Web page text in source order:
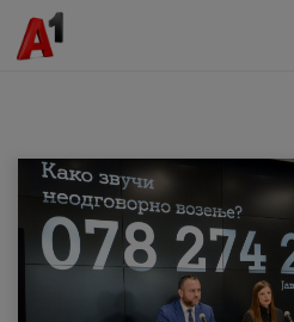
МК EN SQ